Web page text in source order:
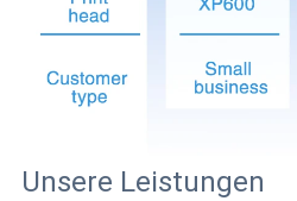
Unsere Leistungen